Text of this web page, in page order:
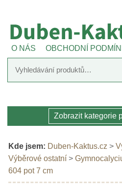
O NÁS OBCHODNÍ
Zobrazit kategorie
Kde jsem: Duben-Kaktus.cz >
Výběrové ostatní >
604 pot 7 cm